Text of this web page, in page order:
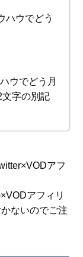
ハウでどう
ウでどう月
字の別記
アフ
アフィリ
ないのでご注